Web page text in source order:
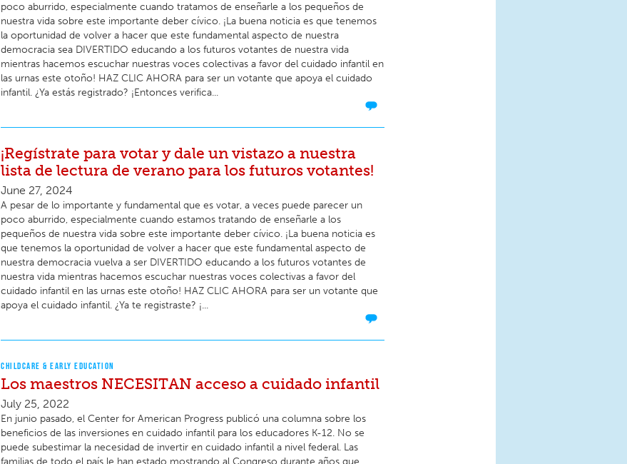
poco aburrido, especialmente cuando tratamos de enseñarle a los pequeños de
nuestra vida sobre este importante deber cívico. ¡La buena noticia es que tenemos
la oportunidad de volver a hacer que este fundamental aspecto de nuestra
democracia sea DIVERTIDO educando a los futuros votantes de nuestra vida
mientras hacemos escuchar nuestras voces colectivas a favor del cuidado infantil en
las urnas este otoño! HAZ CLIC AHORA para ser un votante que apoya el cuidado
infantil. ¿Ya estás registrado? ¡Entonces verifica...
¡Regístrate para votar y dale un vistazo a nuestra
lista de lectura de verano para los futuros votantes!
June 27, 2024
A pesar de lo importante y fundamental que es votar, a veces puede parecer un
poco aburrido, especialmente cuando estamos tratando de enseñarle a los
pequeños de nuestra vida sobre este importante deber cívico. ¡La buena noticia es
que tenemos la oportunidad de volver a hacer que este fundamental aspecto de
nuestra democracia vuelva a ser DIVERTIDO educando a los futuros votantes de
nuestra vida mientras hacemos escuchar nuestras voces colectivas a favor del
cuidado infantil en las urnas este otoño! HAZ CLIC AHORA para ser un votante que
apoya el cuidado infantil. ¿Ya te registraste? ¡...
CHILDCARE & EARLY EDUCATION
Los maestros NECESITAN acceso a cuidado infantil
July 25, 2022
​​En junio pasado, el Center for American Progress publicó una columna sobre los
beneficios de las inversiones en cuidado infantil para los educadores K-12. No se
puede subestimar la necesidad de invertir en cuidado infantil a nivel federal. Las
familias de todo el país le han estado mostrando al Congreso durante años que